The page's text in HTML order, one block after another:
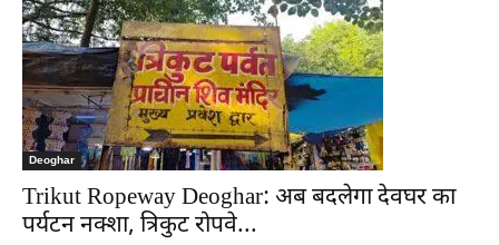
Deoghar
Trikut Ropeway Deoghar: अब बदलेगा देवघर का
पर्यटन नक्शा, त्रिकुट रोपवे...